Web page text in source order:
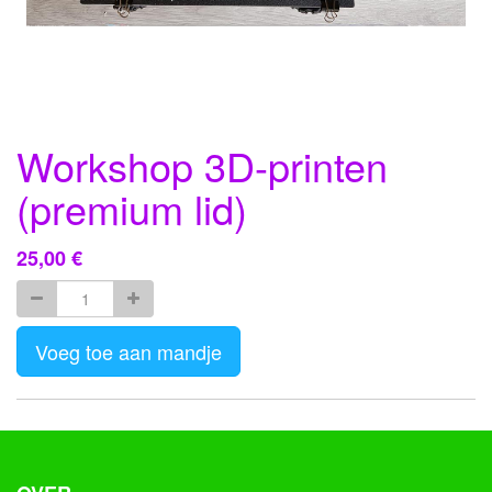
Workshop 3D-printen
(premium lid)
25,00€
Voeg toe aan mandje